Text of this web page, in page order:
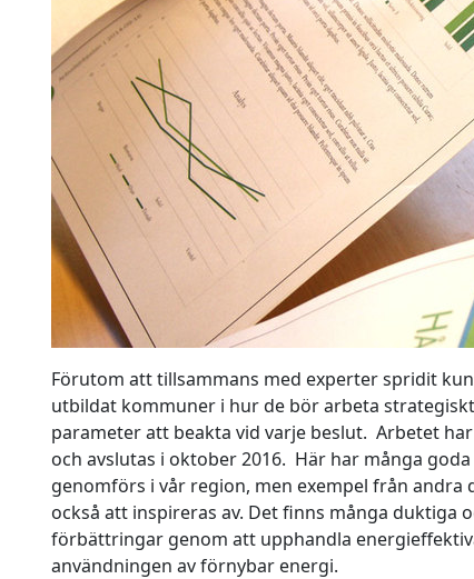
Förutom att tillsammans med experter spridit
utbildat kommuner i hur de bör arbeta
parameter att beakta vid varje beslut. Arbetet
och avslutas i oktober 2016. Här har många
genomförs i vår region, men exempel från andra
också att inspireras av. Det finns många duktiga
förbättringar genom att upphandla
användningen av förnybar energi.